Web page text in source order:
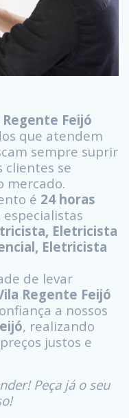
Feijó
que atendem
sempre suprir
clientes se
mercado.
é 24 horas
especialistas
Eletricista
Eletricista
de levar
Regente Feijó
a nossos
, realizando
justos e
Peça já o seu